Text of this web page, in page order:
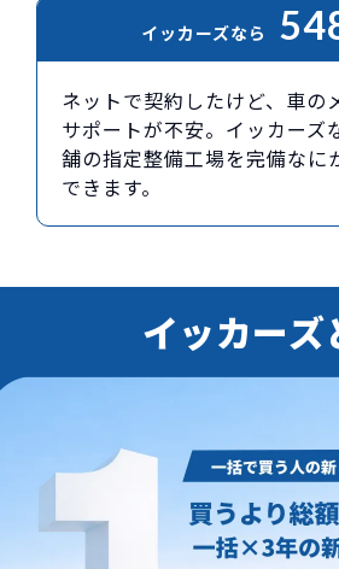
イッカーズなら
ネットで契約したけど、車の
サポートが不安。イッカーズ
舗の指定整備工場を完備なに
できます。
イッカーズ